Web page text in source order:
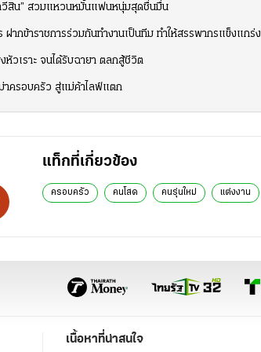
วีสิน” สวมแหวนหมั้นแฟนหนุ่มสุดชื่นมื่น
ฝากข้าราชการร่วมกันทำงานเป็นทีม ทำให้สรรพากรแข็งแกร่ง
หัวเราะ จนได้รับฉายา ตลกสู้ชีวิต
าครอบครัว สู่แม่ค้าไลฟ์แตก
แท็กที่เกี่ยวข้อง
ครอบครัว คนโสด คนรุ่นใหม่ แต่งงาน
เนื้อหาที่น่าสนใจ